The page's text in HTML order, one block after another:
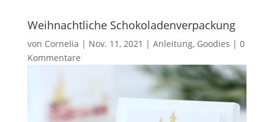
Weihnachtliche Schokoladenverpackung
von Cornelia | Nov. 11, 2021 | Anleitung, Goodies | 0
Kommentare